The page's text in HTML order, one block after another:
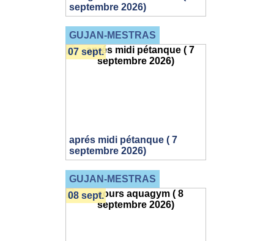
septembre 2026)
GUJAN-MESTRAS
aprés midi pétanque ( 7
septembre 2026)
07 sept.
GUJAN-MESTRAS
08 sept.